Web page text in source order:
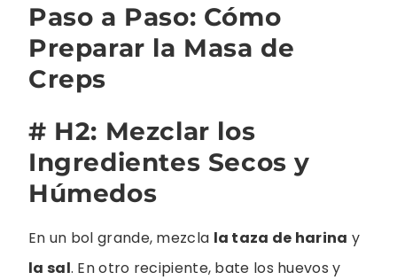
Paso a Paso: Cómo
Preparar la Masa de
Creps
# H2: Mezclar los
Ingredientes Secos y
Húmedos
En un bol grande, mezcla la taza de harina y
la sal. En otro recipiente, bate los huevos y